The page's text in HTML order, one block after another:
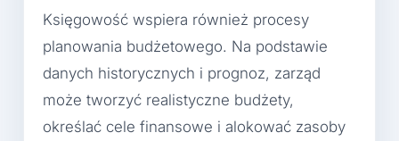
Księgowość wspiera również procesy
planowania budżetowego. Na podstawie
danych historycznych i prognoz, zarząd
może tworzyć realistyczne budżety,
określać cele finansowe i alokować zasoby